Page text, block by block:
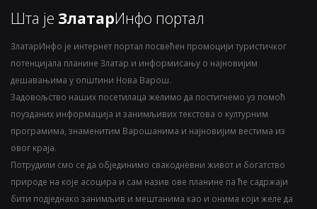
Шта је ЗлатарИнфо портал
ЗлатарИнфо је интернет портал посвећен промоцији туристичког
потенцијала планине Златар и информисању о најновијим
дешавањима у општини Нова Варош.
Задовољство наших посетилаца желимо да постигнемо уз помоћ
поузданих информација и занимљивих текстова о културним
програмима, знаменитим Варошанима и најновијим вестима из
овог краја.
Потрудили смо се да објединимо свакодневни живот и богатство
природе на које асоцира и сам назив ове планине па ће садржаји
бити подједнако занимљив и мештанима као и онима који желе да